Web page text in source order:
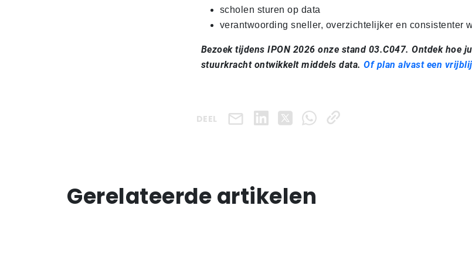
scholen sturen op data
verantwoording sneller, overzichtelijker en consistenter
Bezoek tijdens IPON 2026 onze stand 03.C047. Ontdek hoe
stuurkracht ontwikkelt middels data. Of plan alvast een
DEEL
Gerelateerde artikelen